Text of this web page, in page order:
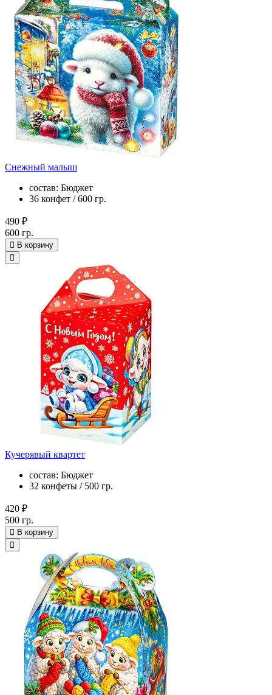
Снежный малыш
состав: Бюджет
36 конфет / 600 гр.
490 ₽
600 гр.
В корзину
Кучерявый квартет
состав: Бюджет
32 конфеты / 500 гр.
420 ₽
500 гр.
В корзину